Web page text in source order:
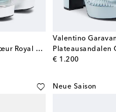
Plateausandalen Cœur Royal aus Metallic-Leder
Valentino
€ 1.200
original price
Neue Saison